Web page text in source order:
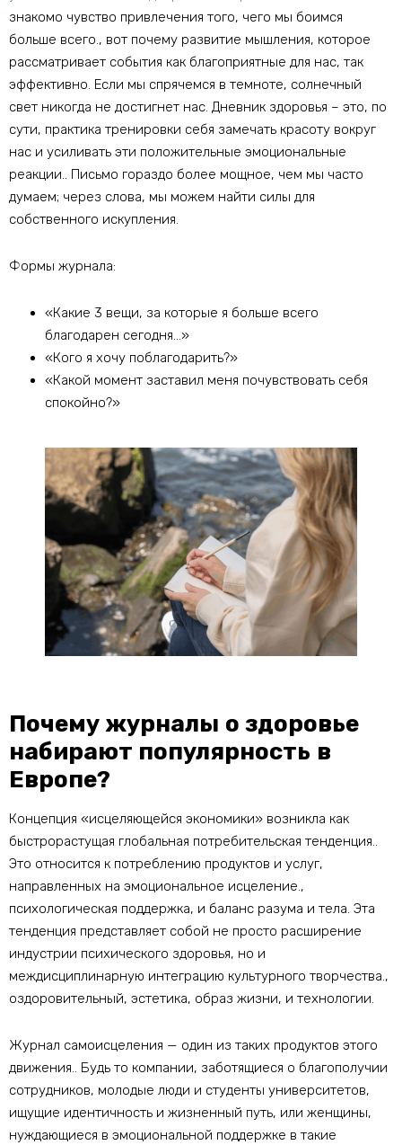
знакомо чувство привлечения того, чего мы боимся
больше всего., вот почему развитие мышления, которое
рассматривает события как благоприятные для нас, так
эффективно. Если мы спрячемся в темноте, солнечный
свет никогда не достигнет нас. Дневник здоровья – это, по
сути, практика тренировки себя замечать красоту вокруг
нас и усиливать эти положительные эмоциональные
реакции.. Письмо гораздо более мощное, чем мы часто
думаем; через слова, мы можем найти силы для
собственного искупления.
Формы журнала:
«Какие 3 вещи, за которые я больше всего
благодарен сегодня…»
«Кого я хочу поблагодарить?»
«Какой момент заставил меня почувствовать себя
спокойно?»
Почему журналы о здоровье
набирают популярность в
Европе?
Концепция «исцеляющейся экономики» возникла как
быстрорастущая глобальная потребительская тенденция..
Это относится к потреблению продуктов и услуг,
направленных на эмоциональное исцеление.,
психологическая поддержка, и баланс разума и тела. Эта
тенденция представляет собой не просто расширение
индустрии психического здоровья, но и
междисциплинарную интеграцию культурного творчества.,
оздоровительный, эстетика, образ жизни, и технологии.
Журнал самоисцеления — один из таких продуктов этого
движения.. Будь то компании, заботящиеся о благополучии
сотрудников, молодые люди и студенты университетов,
ищущие идентичность и жизненный путь, или женщины,
нуждающиеся в эмоциональной поддержке в такие